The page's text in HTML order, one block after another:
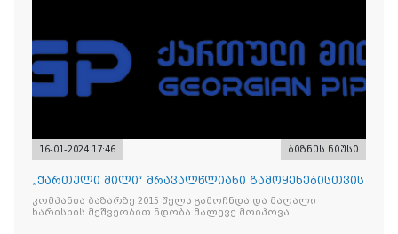
16-01-2024 17:46 ბიზნეს ნიუსი
„ქართული მილი“ მრავალწლიანი გამოყენებისთვის
კომპანია ბაზარზე 2015 წელს გამოჩნდა და მაღალი
ხარისხის მეშვეობით ნდობა მალევე მოიპოვა